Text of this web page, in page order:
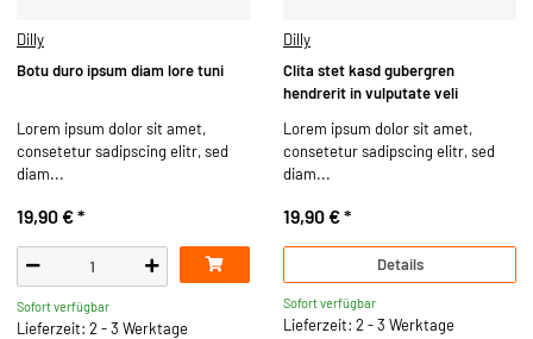
Dilly
Botu duro ipsum diam lore tuni
Lorem ipsum dolor sit amet,
consetetur sadipscing elitr, sed
diam...
19,90 €*
Sofort verfügbar
Lieferzeit: 2 - 3 Werktage
Dilly
Clita stet kasd gubergren
hendrerit in vulputate veli
Lorem ipsum dolor sit amet,
consetetur sadipscing elitr, sed
diam...
19,90 €*
Details
Sofort verfügbar
Lieferzeit: 2 - 3 Werktage